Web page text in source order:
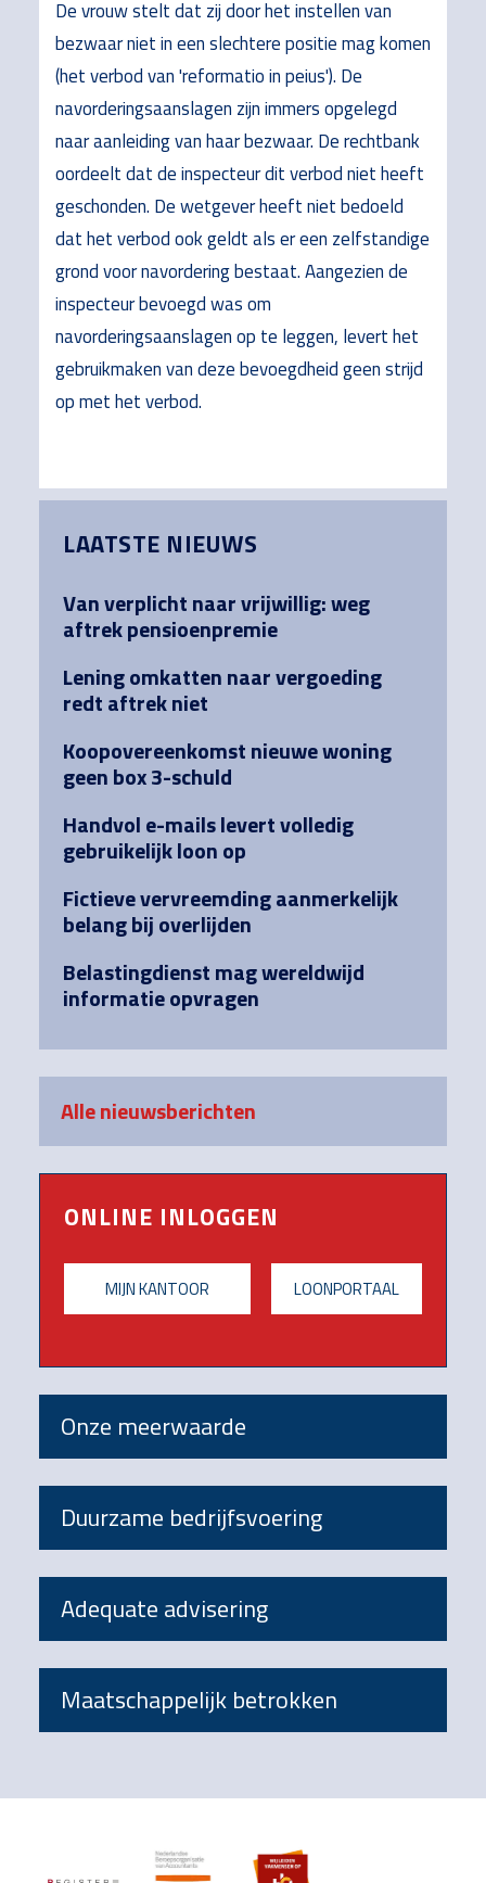
De vrouw stelt dat zij door het instellen van
bezwaar niet in een slechtere positie mag komen
(het verbod van 'reformatio in peius'). De
navorderingsaanslagen zijn immers opgelegd
naar aanleiding van haar bezwaar. De rechtbank
oordeelt dat de inspecteur dit verbod niet heeft
geschonden. De wetgever heeft niet bedoeld
dat het verbod ook geldt als er een zelfstandige
grond voor navordering bestaat. Aangezien de
inspecteur bevoegd was om
navorderingsaanslagen op te leggen, levert het
gebruikmaken van deze bevoegdheid geen strijd
op met het verbod.
Sidebar
LAATSTE NIEUWS
Van verplicht naar vrijwillig: weg
aftrek pensioenpremie
Lening omkatten naar vergoeding
redt aftrek niet
Koopovereenkomst nieuwe woning
geen box 3-schuld
Handvol e-mails levert volledig
gebruikelijk loon op
Fictieve vervreemding aanmerkelijk
belang bij overlijden
Belastingdienst mag wereldwijd
informatie opvragen
Alle nieuwsberichten
ONLINE INLOGGEN
MIJN KANTOOR LOONPORTAAL
Onze meerwaarde
Duurzame bedrijfsvoering
Adequate advisering
Maatschappelijk betrokken